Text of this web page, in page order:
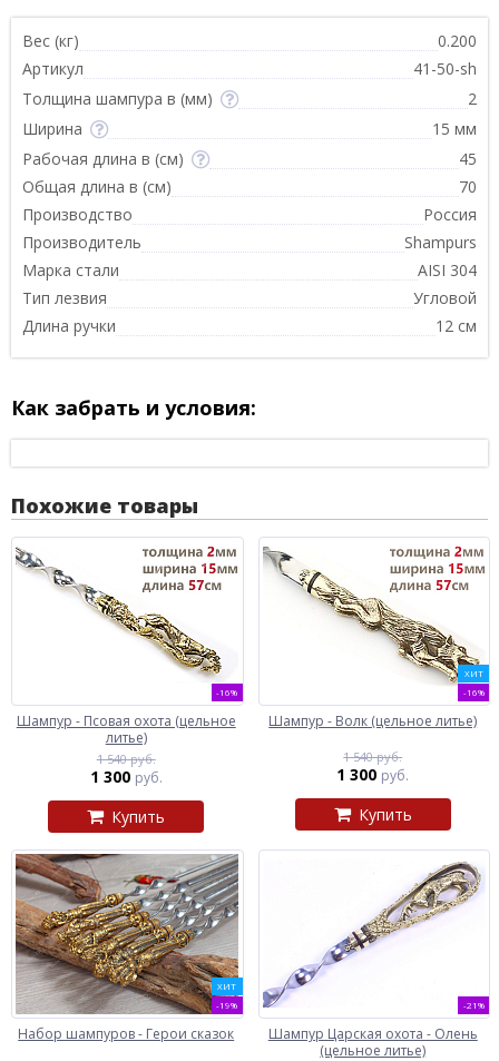
Вес (кг)
0.200
Артикул
41-50-sh
Толщина шампура в (мм)
2
Ширина
15 мм
Рабочая длина в (см)
45
Общая длина в (см)
70
Производство
Россия
Производитель
Shampurs
Марка стали
AISI 304
Тип лезвия
Угловой
Длина ручки
12 см
Как забрать и условия:
Похожие товары
-16%
Шампур - Псовая охота (цельное
литье)
1 540 руб.
1 300 руб.
Купить
ХИТ
-16%
Шампур - Волк (цельное литье)
1 540 руб.
1 300 руб.
Купить
ХИТ
-19%
Набор шампуров - Герои сказок
-21%
Шампур Царская охота - Олень
(цельное литье)